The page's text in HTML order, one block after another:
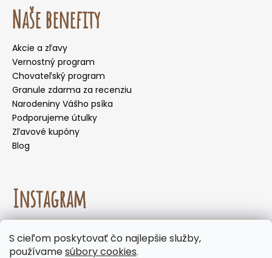
S cieľom poskytovať čo najlepšie služby,
používamesúbory cookies.
mesiacov neodporúčame voliť doručenie do
samoobslužných boxov, kde môžu byť zásielky
Naše benefity
Akcie a zľavy
Vernostný program
Chovateľský program
Granule zdarma za recenziu
Narodeniny Vášho psíka
Podporujeme útulky
Zľavové kupóny
Blog
Instagram
Sledovať na Instagrame